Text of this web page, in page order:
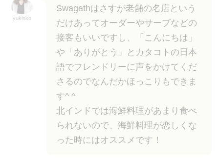
yukinko
Swagathはさすが老舗の名店という
だけあってオーダーやサーブなどの
接客もいいですし、「こんにちは」
や「ありがとう」とカタコトの日本
語でフレンドリーに声をかけてくだ
さるのでなんだかほっこりもできま
す^ ^
北インドでは海鮮料理があまり食べ
られないので、海鮮料理が恋しくな
った時にはオススメです！